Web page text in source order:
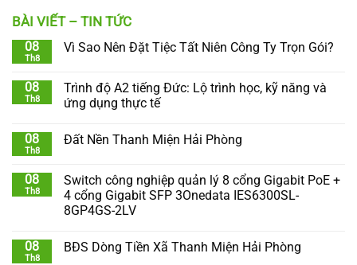
BÀI VIẾT – TIN TỨC
08
Th8
Vì Sao Nên Đặt Tiệc Tất Niên Công Ty Trọn Gói?
08
Th8
Trình độ A2 tiếng Đức: Lộ trình học, kỹ năng và
ứng dụng thực tế
08
Th8
Đất Nền Thanh Miện Hải Phòng
08
Th8
Switch công nghiệp quản lý 8 cổng Gigabit PoE +
4 cổng Gigabit SFP 3Onedata IES6300SL-
8GP4GS-2LV
08
Th8
BĐS Dòng Tiền Xã Thanh Miện Hải Phòng